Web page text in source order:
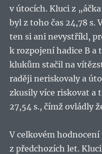
v útocích. Kluci z
byl z toho čas 24,78 s.
ten si ani nevystříkl,
k rozpojení hadice B a
klukům stačil na
raději neriskovaly a
zkusily více riskovat a
27,54 s., čímž ovládly
V celkovém
z předchozích let.